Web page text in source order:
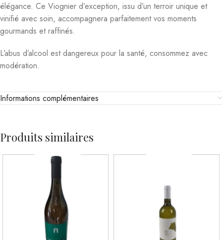
élégance. Ce Viognier d’exception, issu d’un terroir unique et
vinifié avec soin, accompagnera parfaitement vos moments
gourmands et raffinés.
L’abus d’alcool est dangereux pour la santé, consommez avec
modération.
Informations complémentaires
Produits similaires